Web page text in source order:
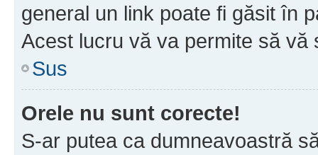
general un link poate fi găsit în
Acest lucru vă va permite să vă
Sus
Orele nu sunt corecte!
S-ar putea ca dumneavoastră